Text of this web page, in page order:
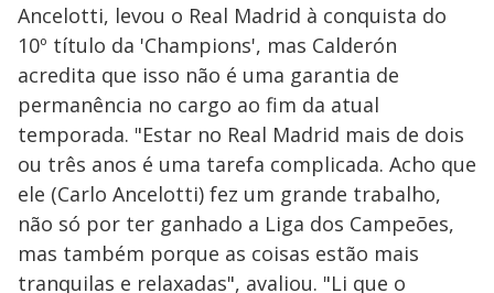
Ancelotti, levou o Real Madrid à conquista do
10º título da 'Champions', mas Calderón
acredita que isso não é uma garantia de
permanência no cargo ao fim da atual
temporada. "Estar no Real Madrid mais de dois
ou três anos é uma tarefa complicada. Acho que
ele (Carlo Ancelotti) fez um grande trabalho,
não só por ter ganhado a Liga dos Campeões,
mas também porque as coisas estão mais
tranquilas e relaxadas", avaliou. "Li que o